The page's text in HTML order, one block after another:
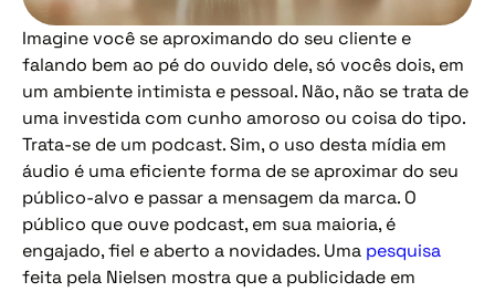
Imagine você se aproximando do seu cliente e
falando bem ao pé do ouvido dele, só vocês dois, em
um ambiente intimista e pessoal. Não, não se trata de
uma investida com cunho amoroso ou coisa do tipo.
Trata-se de um podcast. Sim, o uso desta mídia em
áudio é uma eficiente forma de se aproximar do seu
público-alvo e passar a mensagem da marca. O
público que ouve podcast, em sua maioria, é
engajado, fiel e aberto a novidades. Uma pesquisa
feita pela Nielsen mostra que a publicidade em